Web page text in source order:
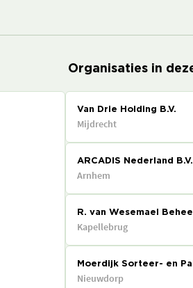
Organisaties in
Van Drie Holding B.V.
Mijdrecht
ARCADIS Nederland B.V.
Arnhem
R. van Wesemael
Kapellebrug
Moerdijk Sorteer- en
Nieuwdorp